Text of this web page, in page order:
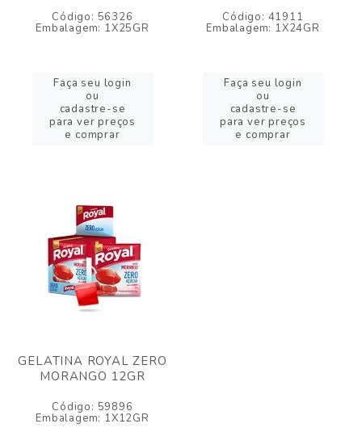
Código: 56326
Embalagem: 1X25GR
Faça seu login
ou
cadastre-se
para ver preços
e comprar
Código: 41911
Embalagem: 1X24GR
Faça seu login
ou
cadastre-se
para ver preços
e comprar
GELATINA ROYAL ZERO
MORANGO 12GR
Código: 59896
Embalagem: 1X12GR